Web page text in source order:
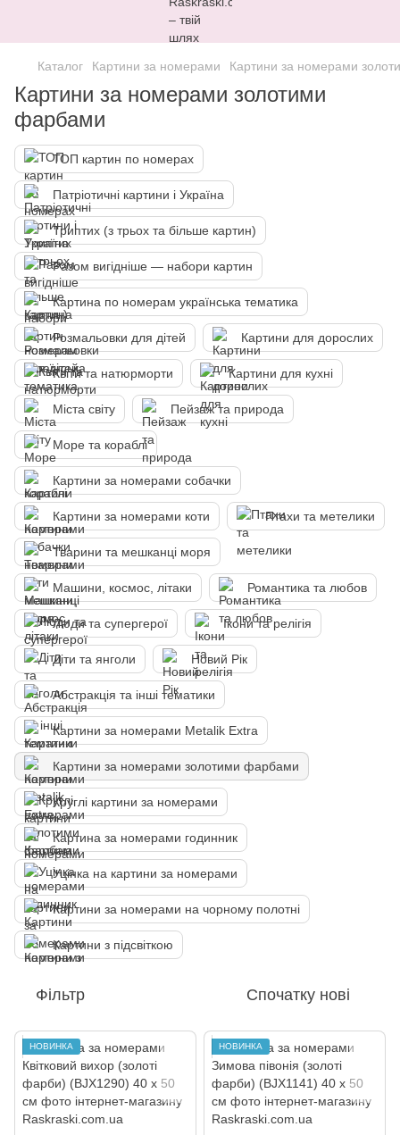
Каталог Картини за номерами Картини за номерами
Картини за номерами золотими
фарбами
ТОП картин по номерах
Патріотичні картини і Україна
Триптих (з трьох та більше картин)
Разом вигідніше — набори картин
Картина по номерам українська тематика
Розмальовки для дітей Картини для дорослих
Квіти та натюрморти Картини для кухні
Міста світу Пейзаж та природа
Море та кораблі
Картини за номерами собачки
Картини за номерами коти Птахи та метелики
Тварини та мешканці моря
Машини, космос, літаки Романтика та любов
Люди та супергерої Ікони та релігія
Діти та янголи Новий Рік
Абстракція та інші тематики
Картини за номерами Metalik Extra
Картини за номерами золотими фарбами
Круглі картини за номерами
Картина за номерами годинник
Уцінка на картини за номерами
Картини за номерами на чорному полотні
Картини з підсвіткою
Фільтр Спочатку нові
НОВИНКА НОВИНКА